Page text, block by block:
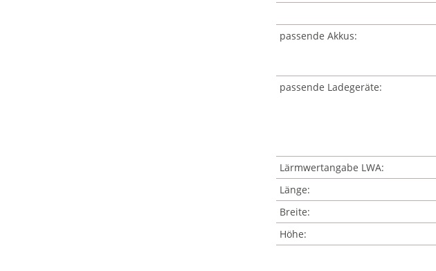
passende Akkus:
passende Ladegeräte:
Lärmwertangabe LWA:
Länge:
Breite:
Höhe: